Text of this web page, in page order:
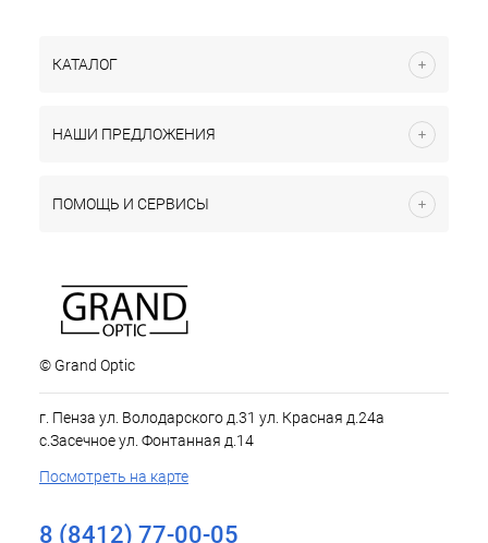
КАТАЛОГ
НАШИ ПРЕДЛОЖЕНИЯ
ПОМОЩЬ И СЕРВИСЫ
© Grand Optic
г. Пенза ул. Володарского д.31 ул. Красная д.24а
с.Засечное ул. Фонтанная д.14
Посмотреть на карте
8 (8412) 77-00-05